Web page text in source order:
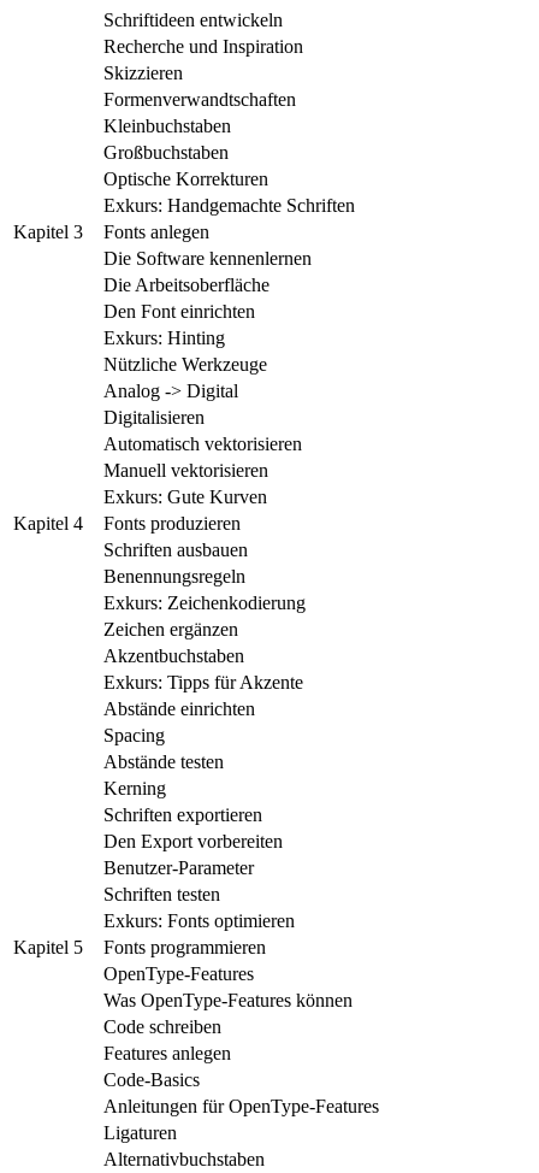
Schriftideen entwickeln
Recherche und Inspiration
Skizzieren
Formenverwandtschaften
Kleinbuchstaben
Großbuchstaben
Optische Korrekturen
Exkurs: Handgemachte Schriften
Kapitel 3
Fonts anlegen
Die Software kennenlernen
Die Arbeitsoberfläche
Den Font einrichten
Exkurs: Hinting
Nützliche Werkzeuge
Analog -> Digital
Digitalisieren
Automatisch vektorisieren
Manuell vektorisieren
Exkurs: Gute Kurven
Kapitel 4
Fonts produzieren
Schriften ausbauen
Benennungsregeln
Exkurs: Zeichenkodierung
Zeichen ergänzen
Akzentbuchstaben
Exkurs: Tipps für Akzente
Abstände einrichten
Spacing
Abstände testen
Kerning
Schriften exportieren
Den Export vorbereiten
Benutzer-Parameter
Schriften testen
Exkurs: Fonts optimieren
Kapitel 5
Fonts programmieren
OpenType-Features
Was OpenType-Features können
Code schreiben
Features anlegen
Code-Basics
Anleitungen für OpenType-Features
Ligaturen
Alternativbuchstaben